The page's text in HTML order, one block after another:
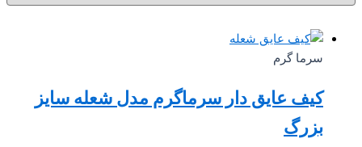
سرما گرم
کیف عایق دار سرماگرم مدل شعله سایز
بزرگ